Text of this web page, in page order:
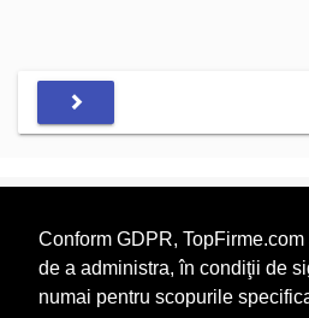
Conform GDPR,
de a administra, în condiţii de
numai pentru scopurile
Topurile sunt realizate deTopFirme
depuse si au scop informativ.
Este interzisa folosirea topurilor